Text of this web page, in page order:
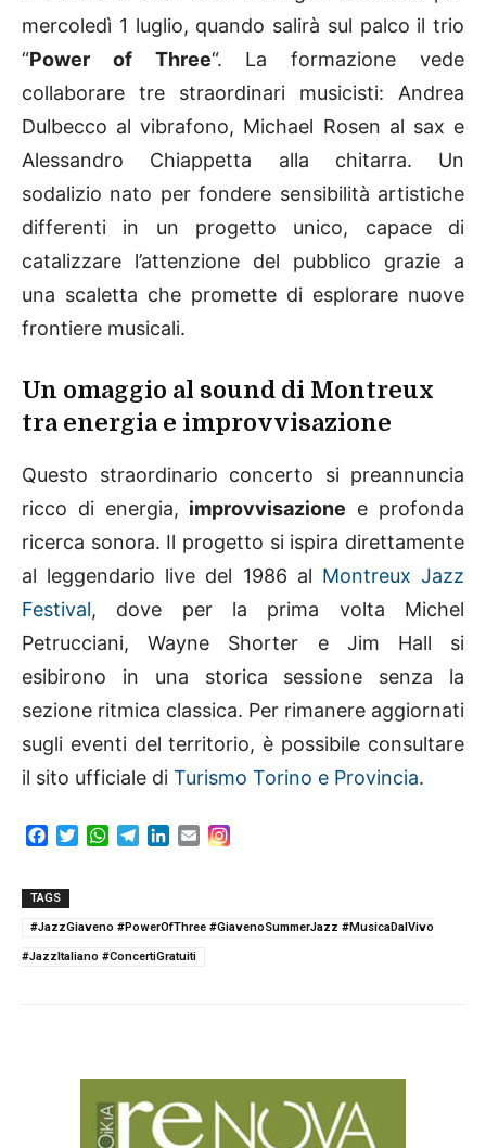
mercoledì 1 luglio, quando salirà sul palco il trio
“Power of Three“. La formazione vede
collaborare tre straordinari musicisti: Andrea
Dulbecco al vibrafono, Michael Rosen al sax e
Alessandro Chiappetta alla chitarra. Un
sodalizio nato per fondere sensibilità artistiche
differenti in un progetto unico, capace di
catalizzare l’attenzione del pubblico grazie a
una scaletta che promette di esplorare nuove
frontiere musicali.
Un omaggio al sound di Montreux
tra energia e improvvisazione
Questo straordinario concerto si preannuncia
ricco di energia, improvvisazione e profonda
ricerca sonora. Il progetto si ispira direttamente
al leggendario live del 1986 al Montreux Jazz
Festival, dove per la prima volta Michel
Petrucciani, Wayne Shorter e Jim Hall si
esibirono in una storica sessione senza la
sezione ritmica classica. Per rimanere aggiornati
sugli eventi del territorio, è possibile consultare
il sito ufficiale di Turismo Torino e Provincia.
e
b
o
t
r
W
s
p
g
a
e
I
E
l
TAGS
#JazzGiaveno #PowerOfThree #GiavenoSummerJazz #MusicaDalVivo
#JazzItaliano #ConcertiGratuiti